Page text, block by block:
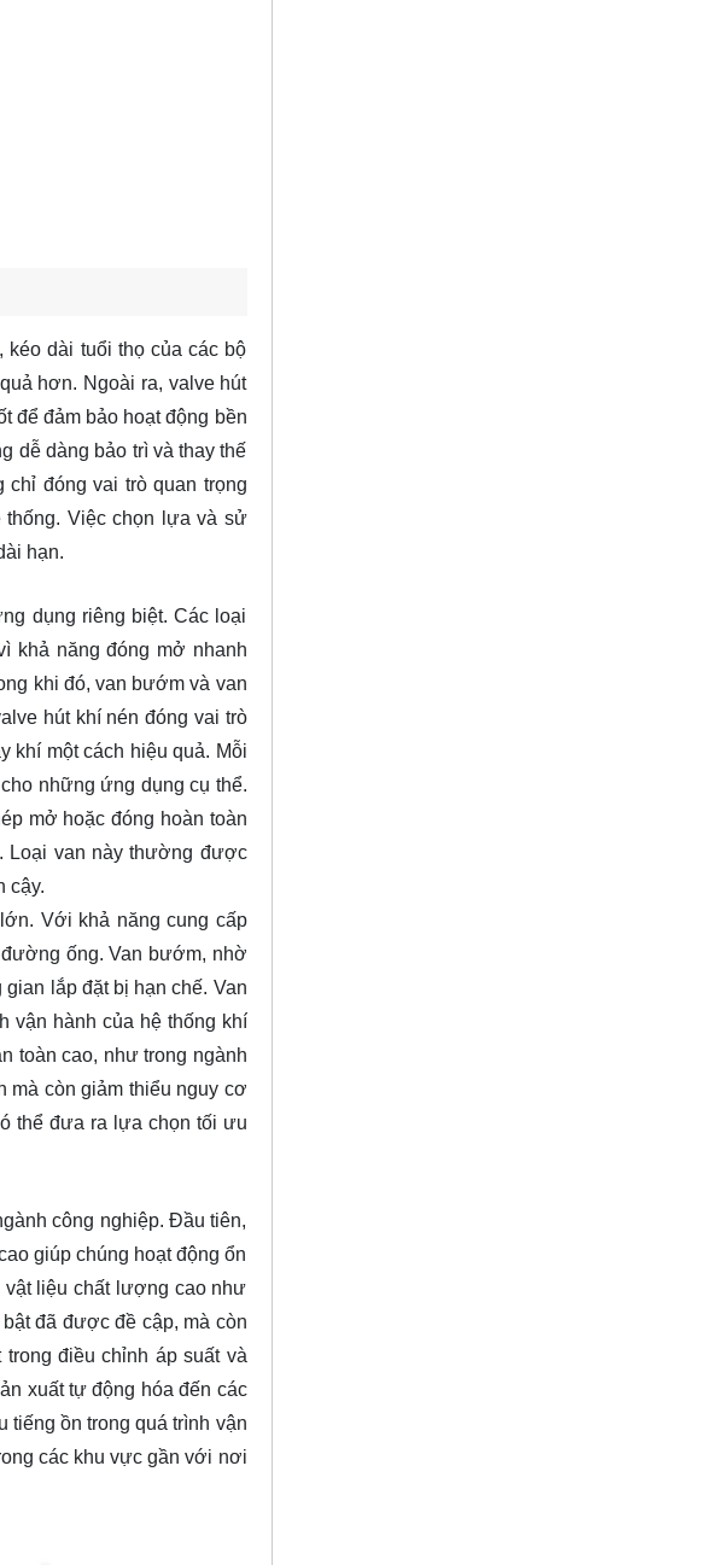
dài tuổi thọ của các bộ
hơn. Ngoài ra, valve hút
để đảm bảo hoạt động bền
dễ dàng bảo trì và thay thế
đóng vai trò quan trọng
thống. Việc chọn lựa và sử
hạn.
dụng riêng biệt. Các loại
khả năng đóng mở nhanh
khi đó, van bướm và van
hút khí nén đóng vai trò
khí một cách hiệu quả. Mỗi
những ứng dụng cụ thể.
mở hoặc đóng hoàn toàn
Loại van này thường được
cậy.
Với khả năng cung cấp
ống. Van bướm, nhờ
lắp đặt bị hạn chế. Van
vận hành của hệ thống khí
toàn cao, như trong ngành
mà còn giảm thiểu nguy cơ
thể đưa ra lựa chọn tối ưu
công nghiệp. Đầu tiên,
giúp chúng hoạt động ổn
liệu chất lượng cao như
đã được đề cập, mà còn
điều chỉnh áp suất và
xuất tự động hóa đến các
tiếng ồn trong quá trình vận
các khu vực gần với nơi